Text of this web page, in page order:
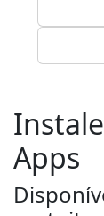
Apps